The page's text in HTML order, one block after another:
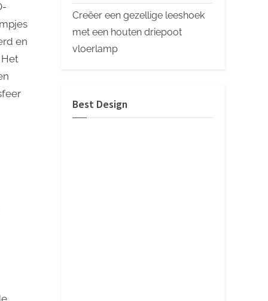
en
Creëer een gezellige leeshoek
met een houten driepoot
vloerlamp
Best Design